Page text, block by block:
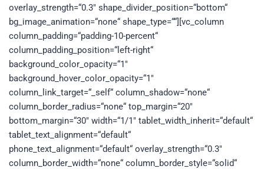
overlay_strength=“0.3″ shape_divider_position=“bottom“
bg_image_animation=“none“ shape_type=““][vc_column
column_padding=“padding-10-percent“
column_padding_position=“left-right“
background_color_opacity=“1″
background_hover_color_opacity=“1″
column_link_target=“_self“ column_shadow=“none“
column_border_radius=“none“ top_margin=“20″
bottom_margin=“30″ width=“1/1″ tablet_width_inherit=“default“
tablet_text_alignment=“default“
phone_text_alignment=“default“ overlay_strength=“0.3″
column_border_width=“none“ column_border_style=“solid“